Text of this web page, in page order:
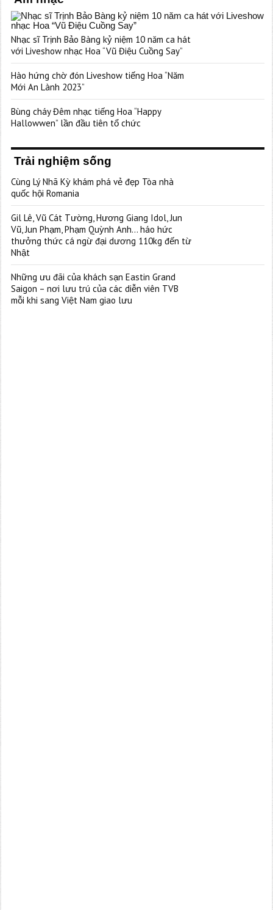
Nhạc sĩ Trịnh Bảo Bàng kỷ niệm 10 năm ca hát
với Liveshow nhạc Hoa “Vũ Điệu Cuồng Say”
Hào hứng chờ đón Liveshow tiếng Hoa “Năm
Mới An Lành 2023”
Bùng cháy Đêm nhạc tiếng Hoa “Happy
Hallowwen” lần đầu tiên tổ chức
Trải nghiệm sống
Cùng Lý Nhã Kỳ khám phá vẻ đẹp Tòa nhà
quốc hội Romania
Gil Lê, Vũ Cát Tường, Hương Giang Idol, Jun
Vũ, Jun Phạm, Phạm Quỳnh Anh… háo hức
thưởng thức cá ngừ đại dương 110kg đến từ
Nhật
Những ưu đãi của khách sạn Eastin Grand
Saigon – nơi lưu trú của các diễn viên TVB
mỗi khi sang Việt Nam giao lưu